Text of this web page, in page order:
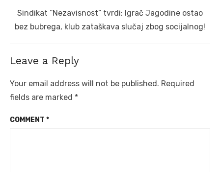
Next
post:
Sindikat “Nezavisnost” tvrdi: Igrač Jagodine ostao
bez bubrega, klub zataškava slučaj zbog socijalnog!
Leave a Reply
Your email address will not be published. Required
fields are marked *
COMMENT *